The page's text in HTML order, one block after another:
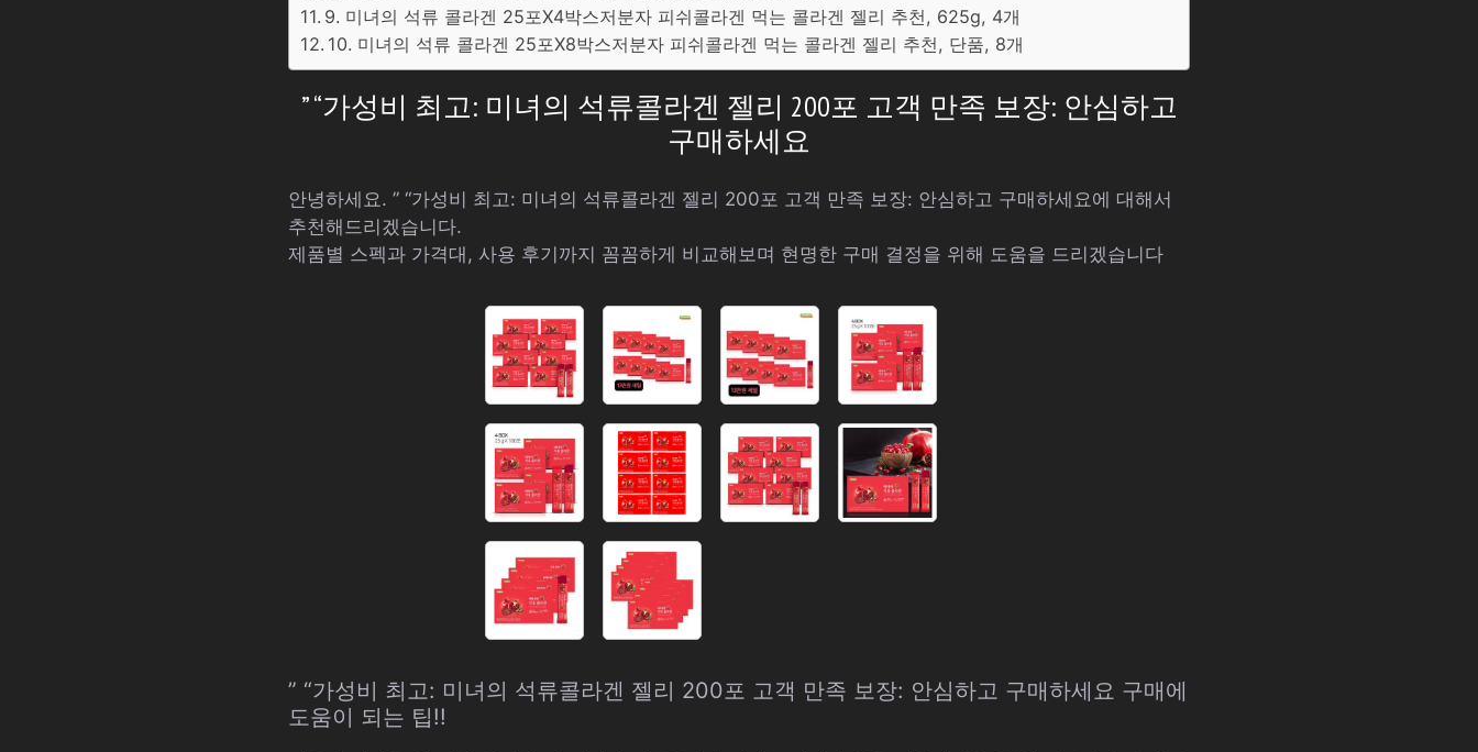
9. 미녀의 석류 콜라겐 25포X4박스저분자 피쉬콜라겐 먹는 콜라겐 젤리 추천, 625g, 4개
10. 미녀의 석류 콜라겐 25포X8박스저분자 피쉬콜라겐 먹는 콜라겐 젤리 추천, 단품, 8개
” “가성비 최고: 미녀의 석류콜라겐 젤리 200포 고객 만족 보장: 안심하고
구매하세요
안녕하세요. ” “가성비 최고: 미녀의 석류콜라겐 젤리 200포 고객 만족 보장: 안심하고 구매하세요에 대해서
추천해드리겠습니다.
제품별 스펙과 가격대, 사용 후기까지 꼼꼼하게 비교해보며 현명한 구매 결정을 위해 도움을 드리겠습니다
” “가성비 최고: 미녀의 석류콜라겐 젤리 200포 고객 만족 보장: 안심하고 구매하세요 구매에
도움이 되는 팁!!